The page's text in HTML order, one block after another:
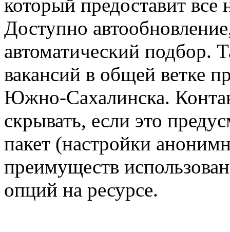
который предоставит
Доступно
автоматический подбор.
вакансий в общей ветке
Южно-Сахалинска.
скрывать, если это
пакет (настройки
преимуществ
опций на ресурсе.